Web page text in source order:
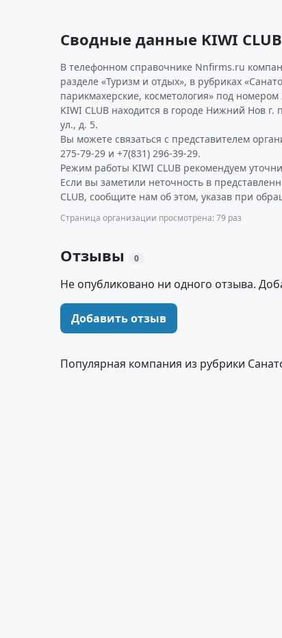
Сводные данные KIWI CLUB
В телефонном справочнике Nnfirms.ru
разделе «Туризм и отдых», в рубриках
парикмахерские, косметология» под номером
KIWI CLUB находится в городе Нижний Нов г.
ул., д. 5.
Вы можете связаться с представителем
275-79-29 и +7(831) 296-39-29.
Режим работы KIWI CLUB рекомендуем
Если вы заметили неточность в
CLUB, сообщите нам об этом, указав при
Страница организации просмотрена: 79 раз
Отзывы 0
Не опубликовано ни одного отзыва.
Добавить отзыв
Популярная компания из рубрики